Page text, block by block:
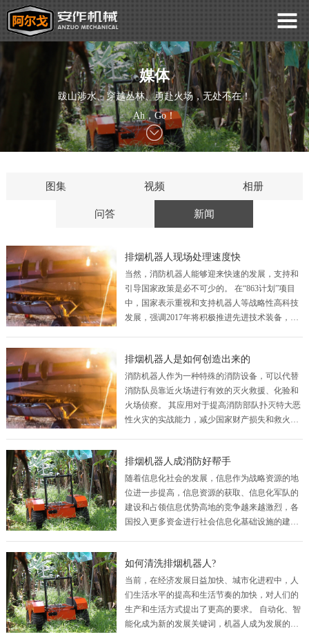
媒体
跋山涉水、穿越丛林、勇赴火场，无处不在！
Ah，Go！
图集 视频 相册
问答 新闻
排烟机器人现场处理速度快
当然，消防机器人能够迎来快速的发展，支持和
引导国家政策是必不可少的。 在“863计划”项目
中，国家表示重视和支持机器人等战略性高科技
发展，强调2017年将积极推进先进技术装备，将
防…
排烟机器人是如何创造出来的
消防机器人作为一种特殊的消防设备，可以代替
消防队员靠近火场进行有效的灭火救援、化验和
火场侦察。 其应用对于提高消防部队扑灭特大恶
性火灾的实战能力，减少国家财产损失和救火人
害…
排烟机器人成消防好帮手
随着信息化社会的发展，信息作为战略资源的地
位进一步提高，信息资源的获取、信息化军队的
建设和占领信息优势高地的竞争越来越激烈，各
国投入更多资金进行社会信息化基础设施的建
二代发…
如何清洗排烟机器人?
当前，在经济发展日益加快、城市化进程中，人
们生活水平的提高和生活节奏的加快，对人们的
生产和生活方式提出了更高的要求。 自动化、智
能化成为新的发展关键词，机器人成为发展的重